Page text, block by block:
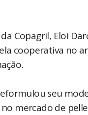
Copagril, Eloi
cooperativa no
seu
mercado de